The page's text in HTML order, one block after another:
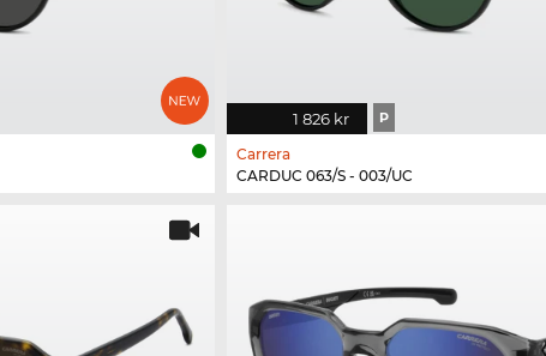
1 826 kr P
Carrera
CARDUC 063/S - 003/UC